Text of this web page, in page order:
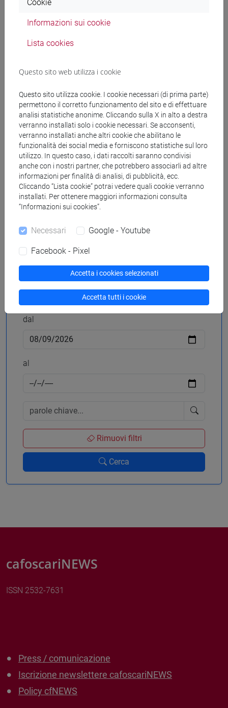
Università Ca' Foscari Venezia, Writers in conversation,
CFZwriters, Centro Tedesco di Studi Veneziani
condividi su:
Allegati
Locandina 728 KB
Cerca in agenda
dal
al
Rimuovi filtri
Cerca
cafoscariNEWS
ISSN 2532-7631
Press / comunicazione
Iscrizione newslettere cafoscariNEWS
Policy cfNEWS
Cookie
Informazioni sui cookie
Lista cookies
Questo sito web utilizza i cookie
Questo sito utilizza cookie. I cookie necessari (di prima parte)
permettono il corretto funzionamento del sito e di effettuare
analisi statistiche anonime. Cliccando sulla X in alto a destra
verranno installati solo i cookie necessari. Se acconsenti,
verranno installati anche altri cookie che abilitano le
funzionalità dei social media e forniscono statistiche sul loro
utilizzo. In questo caso, i dati raccolti saranno condivisi
anche con i nostri partner, che potrebbero associarli ad altre
informazioni per finalità di analisi, di pubblicità, ecc.
Cliccando “Lista cookie” potrai vedere quali cookie verranno
installati. Per ottenere maggiori informazioni consulta
“Informazioni sui cookies”.
Necessari Google - Youtube
Facebook - Pixel
Accetta i cookies selezionati
Accetta tutti i cookie